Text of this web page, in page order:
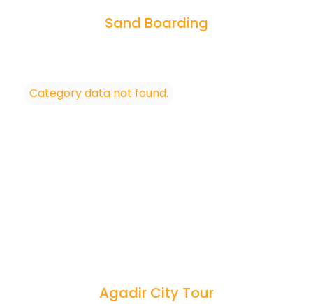
Sand Boarding
Category data not found.
Agadir City Tour